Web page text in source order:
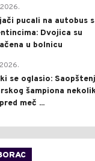
pucali na autobus
Dvojica su
u bolnicu
se oglasio:
šampiona
meč ...